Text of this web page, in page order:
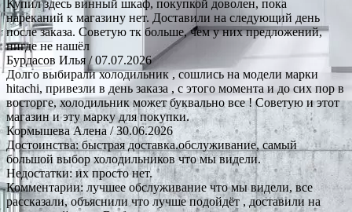
Купил здесь винный шкаф, покупкой доволен, пока
нареканий к магазину нет. Доставили на следующий день
после заказа. Советую тк больше, чем у них предложений,
нигде не нашёл
Бурдасов Илья / 07.07.2026
Долго выбирали холодильник , сошлись на модели марки
hitachi, привезли в день заказа , с этого момента и до сих пор в
восторге, холодильник может буквально все ! Советую и этот
магазин и эту марку для покупки.
Кормышева Алена/ 30.06.2026
Достоинства: быстрая доставка.обслуживание, самый
большой выбор холодильников что мы видели.
Недостатки: их просто нет.
Комментарии: лучшее обслуживание что мы видели, все
рассказали, объяснили что лучше подойдёт , доставили на